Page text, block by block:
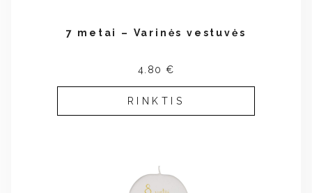
7 metai – Varinės vestuvės
4.80 €
RINKTIS